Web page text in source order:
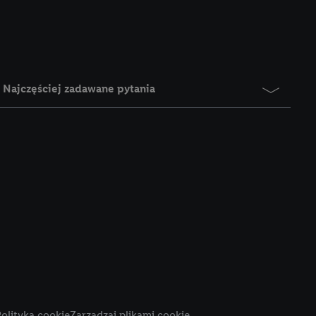
Najczęściej zadawane pytania
jednym z wyżej
możemy
rozpoznać
W tym celu
adres e-
adresu IP. Jeśli
użyciu adresu IP i
usług Lidl. W
Zgodę na
celów marketingu